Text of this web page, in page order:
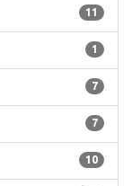
11
1
7
7
10